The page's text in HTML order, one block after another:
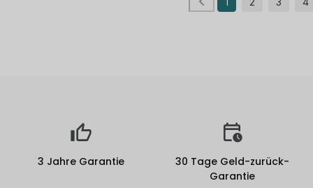
3 Jahre Garantie
30 Tage Geld-zurück-
Garantie